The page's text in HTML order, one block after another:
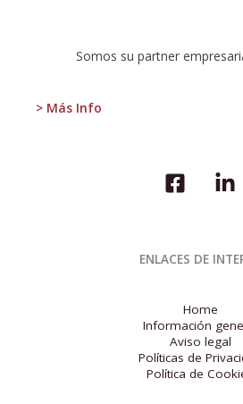
Somos su partner
> Más Info
de
ENLACES DE
Home
Información
Aviso legal
Políticas de
Política de